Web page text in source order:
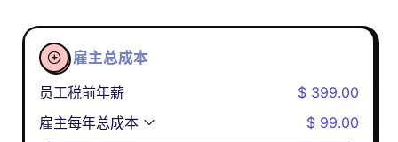

雇主总成本
员工税前年薪
$ 399.00
雇主每年总成本
$ 99.00